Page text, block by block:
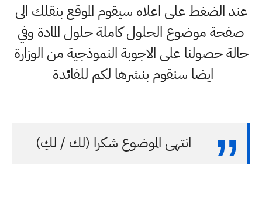
عند الضغط على اعلاه سيقوم الموقع بنقلك الى
صفحة موضوع الحلول كاملة حلول المادة وفي
حالة حصولنا على الاجوبة النموذجية من الوزارة
ايضا سنقوم بنشرها لكم للفائدة
انتهى الموضوع شكرا (لك / لكِ)